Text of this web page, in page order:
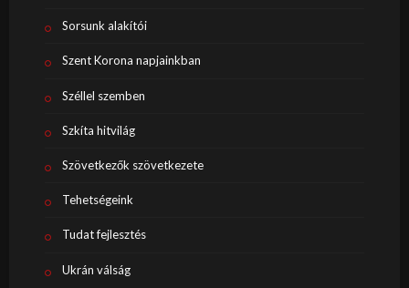
Sorsunk alakítói
Szent Korona napjainkban
Széllel szemben
Szkíta hitvilág
Szövetkezők szövetkezete
Tehetségeink
Tudat fejlesztés
Ukrán válság